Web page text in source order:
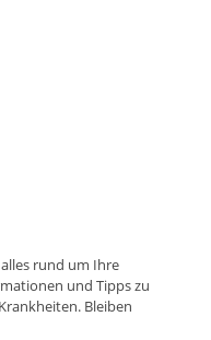
rund um Ihre
und Tipps zu
Bleiben